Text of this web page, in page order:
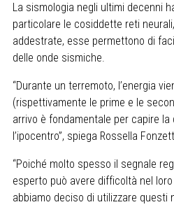
La sismologia negli ultimi decenni
particolare le cosiddette reti
addestrate, esse permettono di
delle onde sismiche.
“Durante un terremoto, l’energia
(rispettivamente le prime e le
arrivo è fondamentale per capire
l’ipocentro”, spiega Rossella
“Poiché molto spesso il segnale
esperto può avere difficoltà nel
abbiamo deciso di utilizzare questi